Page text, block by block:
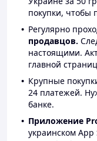
покупки, чтобы
Регулярно
продавцов.
настоящими.
главной
Крупные
24 платежей.
банке.
Приложение
украинском App